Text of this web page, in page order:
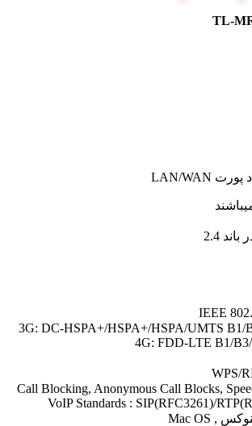
4G: FDD-LTE B1/
VoIP Standards : SIP(RFC3261)/
,
Mac OS